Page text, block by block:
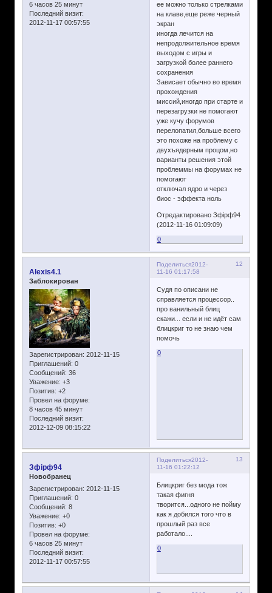
6 часов 25 минут
Последний визит:
2012-11-17 00:57:55
ее можно только стрелками
на клаве,еще реже черный
экран
иногда лечится на
непродолжительное время
выходом с игры и
загрузкой более раннего
сохранения
Зависает обычно во время
прохождения
миссий,иногдо при старте и
перезагрузки не помогают
уже кучу форумов
перелопатил,больше всего
это похоже на проблему с
двухъядерным процом,но
варианты решения этой
проблеммы на форумах не
помогают
отключал ядро и через
биос - эффекта ноль
Отредактировано Зфірф94
(2012-11-16 01:09:09)
0
Поделиться 12
2012-
11-16 01:17:58
Alexis4.1
Заблокирован
Зарегистрирован: 2012-11-15
Приглашений: 0
Сообщений: 36
Уважение: +3
Позитив: +2
Провел на форуме:
8 часов 45 минут
Последний визит:
2012-12-09 08:15:22
Судя по описани не
справляется процессор..
про ванильный блиц
скажи... если и не идёт сам
блицкриг то не знаю чем
помочь
0
Поделиться 13
2012-
11-16 01:22:12
Зфірф94
Новобранец
Зарегистрирован: 2012-11-15
Приглашений: 0
Сообщений: 8
Уважение: +0
Позитив: +0
Провел на форуме:
6 часов 25 минут
Последний визит:
2012-11-17 00:57:55
Блицкриг без мода тож
такая фигня
творится...одного не пойму
как я добился того что в
прошлый раз все
работало....
0